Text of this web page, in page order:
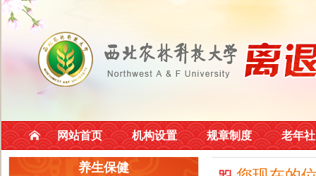
网站首页 机构设置 规章制度 老年
养生保健